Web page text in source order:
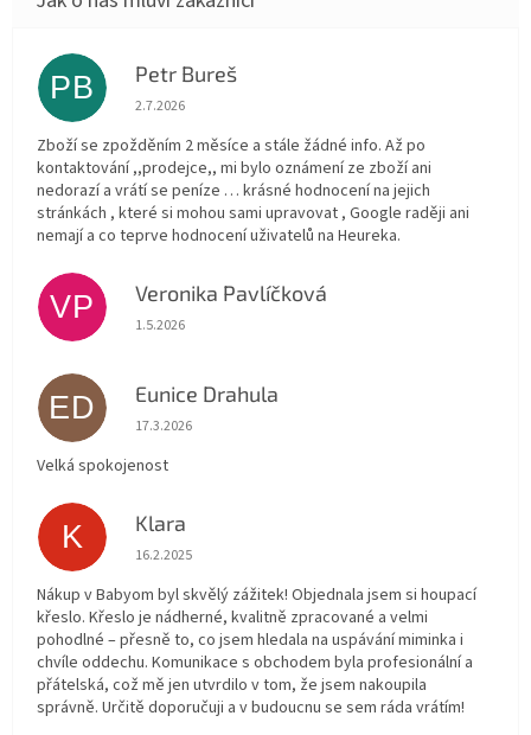
PB Petr Bureš
Hodnocení obchodu je 1 z 5 hvězdiček.
2.7.2026
Zboží se zpožděním 2 měsíce a stále žádné info. Až po
kontaktování ,,prodejce,, mi bylo oznámení ze zboží ani
nedorazí a vrátí se peníze … krásné hodnocení na jejich
stránkách , které si mohou sami upravovat , Google raději ani
nemají a co teprve hodnocení uživatelů na Heureka.
VP Veronika Pavlíčková
Hodnocení obchodu je 5 z 5 hvězdiček.
1.5.2026
ED Eunice Drahula
Hodnocení obchodu je 5 z 5 hvězdiček.
17.3.2026
Velká spokojenost
K Klara
Hodnocení obchodu je 5 z 5 hvězdiček.
16.2.2025
Nákup v Babyom byl skvělý zážitek! Objednala jsem si houpací
křeslo. Křeslo je nádherné, kvalitně zpracované a velmi
pohodlné – přesně to, co jsem hledala na uspávání miminka i
chvíle oddechu. Komunikace s obchodem byla profesionální a
přátelská, což mě jen utvrdilo v tom, že jsem nakoupila
správně. Určitě doporučuji a v budoucnu se sem ráda vrátím!